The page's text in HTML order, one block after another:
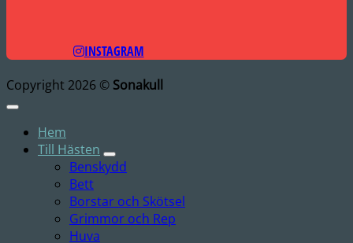
INSTAGRAM
Copyright 2026 © Sonakull
Hem
Till Hästen
Benskydd
Bett
Borstar och Skötsel
Grimmor och Rep
Huva